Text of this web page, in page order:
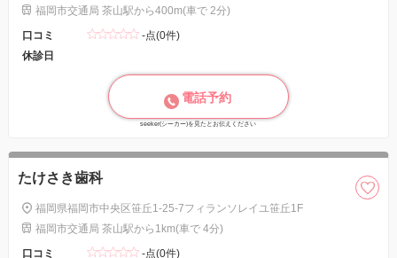
福岡市交通局 茶山駅から400m(車で 2分)
口コミ
-点(0件)
休診日
電話予約
seeker(シーカー)を見たとお伝えください
たけさき歯科
福岡県福岡市中央区笹丘1-25-7フィランソレイユ笹丘1F
福岡市交通局 茶山駅から1km(車で 4分)
口コミ
-点(0件)